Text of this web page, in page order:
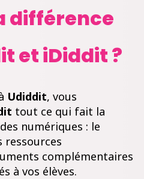
différence
et iDiddit ?
Udiddit, vous
tout ce qui fait la
numériques : le
ressources
complémentaires
à vos élèves.